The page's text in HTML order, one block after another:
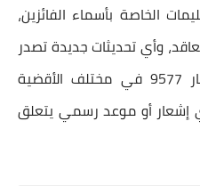
الخاصة بأسماء الفائزين،
وأي تحديثات جديدة تصدر
في مختلف الأقضية
إشعار أو موعد رسمي يتعلق